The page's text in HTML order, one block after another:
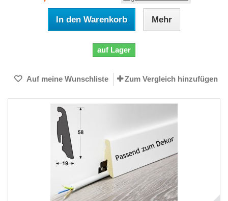
In den Warenkorb Mehr
auf Lager
Auf meine Wunschliste Zum Vergleich hinzufügen